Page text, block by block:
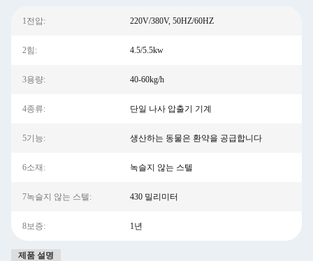
1전압: 220V/380V, 50HZ/60HZ
2힘: 4.5/5.5kw
3용량: 40-60kg/h
4종류: 단일 나사 압출기 기계
5기능: 생산하는 동물은 환약을 공급합니다
6소재: 녹슬지 않는 스텔
7녹슬지 않는 스텔: 430 밀리미터
8보증: 1년
제품 설명